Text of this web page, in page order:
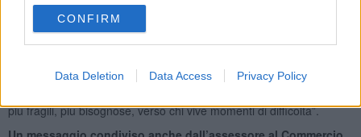
CONFIRM
Data Deletion Data Access Privacy Policy
Dal Comune arriva il ringraziamento dell’assessora alle
Politiche sociali Giovanna Bonanno
ancora una volta la Confcommercio per questa importante iniziativa
si mettono a disposizione con grande altruismo e dedizione. È
più fragili, più bisognose, verso chi vive momenti di difficoltà”.